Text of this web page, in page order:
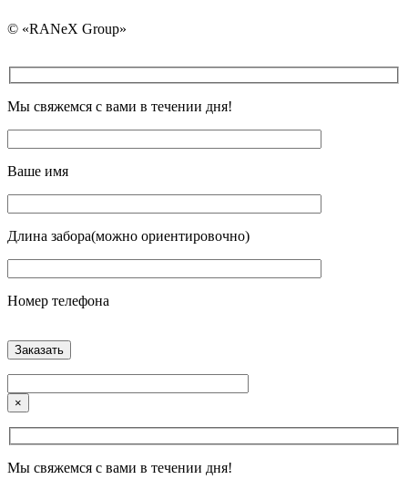
© «RANeX Group»
Мы свяжемся с вами в течении дня!
Ваше имя
Длина забора(можно ориентировочно)
Номер телефона
×
Мы свяжемся с вами в течении дня!